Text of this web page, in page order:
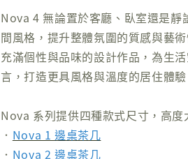
Nova 4 無論置於客廳、臥室還是靜
間風格，提升整體氛圍的質感與藝
充滿個性與品味的設計作品，為生
言，打造更具風格與溫度的居住體驗
Nova 系列提供四種款式尺寸，高度
． Nova 1 邊桌茶几
． Nova 2 邊桌茶几